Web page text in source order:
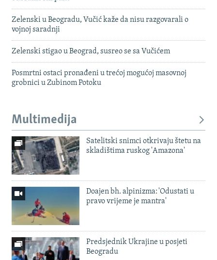
Zelenski u Beogradu, Vučić kaže da nisu razgovarali o
vojnoj saradnji
Zelenski stigao u Beograd, susreo se sa Vučićem
Posmrtni ostaci pronađeni u trećoj mogućoj masovnoj
grobnici u Zubinom Potoku
Multimedija
Satelitski snimci otkrivaju štetu na
skladištima ruskog 'Amazona'
Doajen bh. alpinizma: 'Odustati u
pravo vrijeme je mantra'
Predsjednik Ukrajine u posjeti
Beogradu